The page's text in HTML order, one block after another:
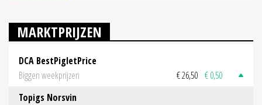
MARKTPRIJZEN
DCA BestPigletPrice
Biggen weekprijzen
€ 26,50 € 0,50
Topigs Norsvin